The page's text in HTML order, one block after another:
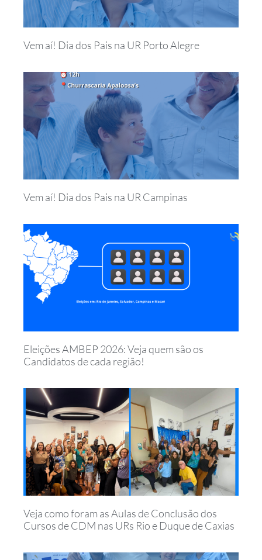
Vem aí! Dia dos Pais na UR Porto Alegre
Vem aí! Dia dos Pais na UR Campinas
Eleições AMBEP 2026: Veja quem são os
Candidatos de cada região!
Veja como foram as Aulas de Conclusão dos
Cursos de CDM nas URs Rio e Duque de Caxias